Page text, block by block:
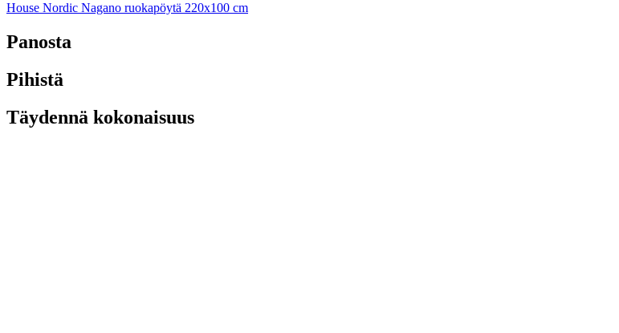
House Nordic Nagano ruokapöytä 220x100 cm
Panosta
Pihistä
Täydennä kokonaisuus